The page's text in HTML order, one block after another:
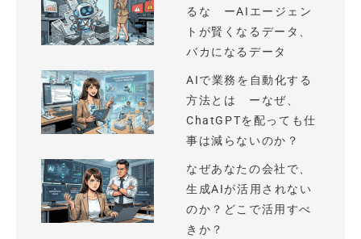
るな ーAIエージェン
トが賢くなるデータ、
バカになるデータ
AIで業務を自動化する
方法とは ーなぜ、
ChatGPTを配っても仕
事は減らないのか？
なぜあなたの会社で、
生成AIが活用されない
のか？どこで活用すべ
きか？